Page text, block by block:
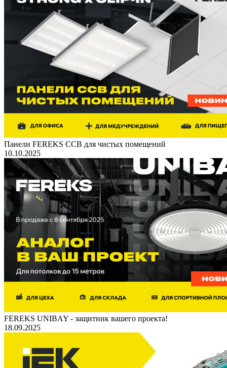
Панели FEREKS ССВ для чистых помещений
10.10.2025
FEREKS UNIBAY - защитник вашего проекта!
18.09.2025